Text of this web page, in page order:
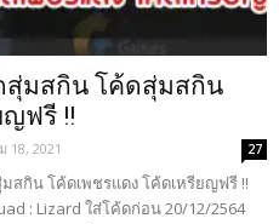
สุ่มสกิน โค้ดสุ่มสกิน
ญฟรี !!
18, 2021 27
สกิน โค้ดเพชรแดง โค้ดเหรียญฟรี !!
: Lizard ใส่โค้ดก่อน 20/12/2564